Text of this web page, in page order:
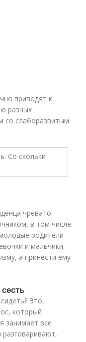
приводят к
разных
со слаборазвитым
чревато
в том числе
родители
и мальчики,
а принести ему
Это,
который
занимает все